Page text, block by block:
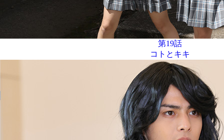
第19話
コトとキキ